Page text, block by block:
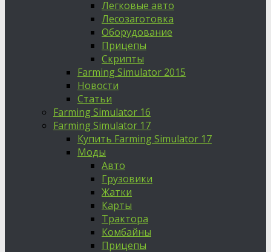
Легковые авто
Лесозаготовка
Оборудование
Прицепы
Скрипты
Farming Simulator 2015
Новости
Статьи
Farming Simulator 16
Farming Simulator 17
Купить Farming Simulator 17
Моды
Авто
Грузовики
Жатки
Карты
Трактора
Комбайны
Прицепы